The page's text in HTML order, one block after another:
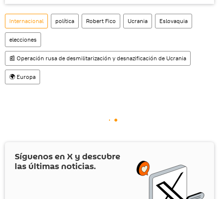
Internacional política Robert Fico Ucrania Eslovaquia
elecciones
📰 Operación rusa de desmilitarización y desnazificación de Ucrania
🌍 Europa
Síguenos en X y descubre
las últimas noticias.